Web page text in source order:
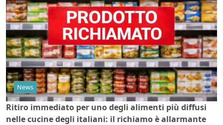
News
Ritiro immediato per uno degli alimenti più diffusi
nelle cucine degli italiani: il richiamo è allarmante